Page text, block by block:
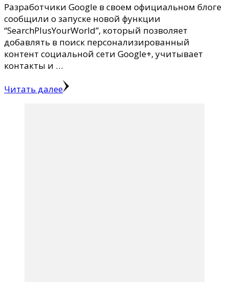
Разработчики Google в своем официальном блоге
сообщили о запуске новой функции
“SearchPlusYourWorld”, который позволяет
добавлять в поиск персонализированный
контент социальной сети Google+, учитывает
контакты и …
Читать далее